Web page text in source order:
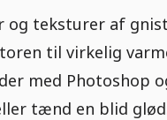
og teksturer af
til virkelig
med Photoshop
tænd en blid